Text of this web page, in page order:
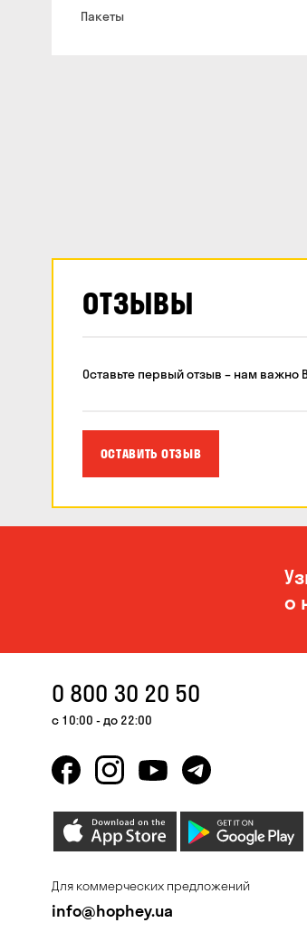
Пакеты
ОТЗЫВЫ
Оставьте первый отзыв – нам важно
ОСТАВИТЬ ОТЗЫВ
о
0 800 30 20 50
с 10:00 - до 22:00
Для коммерческих предложений
info@hophey.ua